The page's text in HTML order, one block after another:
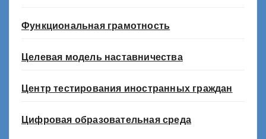
Функциональная грамотность
Целевая модель наставничества
Центр тестирования иностранных граждан
Цифровая образовательная среда